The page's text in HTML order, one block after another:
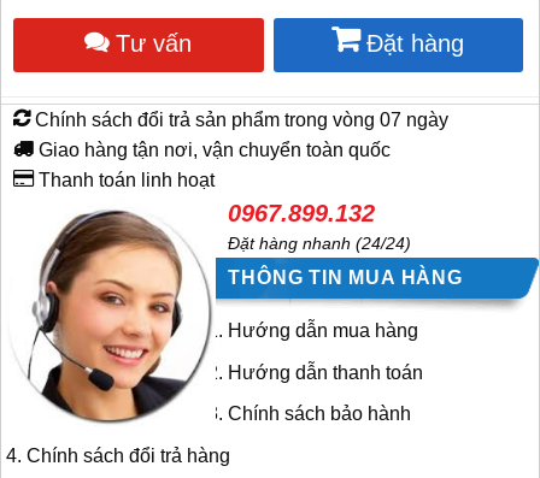
70KW
Tư vấn Đặt hàng
Chính sách đổi trả sản phẩm trong vòng 07 ngày
Giao hàng tận nơi, vận chuyển toàn quốc
Thanh toán linh hoạt
0967.899.132
Đặt hàng nhanh (24/24)
THÔNG TIN MUA HÀNG
Hướng dẫn mua hàng
Hướng dẫn thanh toán
Chính sách bảo hành
Chính sách đổi trả hàng